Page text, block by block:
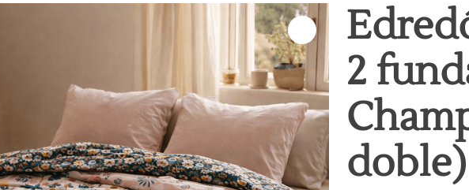
2
doble)